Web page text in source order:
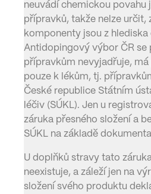
neuvádí chemickou povahu
přípravků, takže nelze určit,
komponenty jsou z hlediska
Antidopingový výbor ČR se
přípravkům nevyjadřuje,
pouze k lékům, tj.
České republice Státním
léčiv (SÚKL). Jen u
záruka přesného složení a
SÚKL na základě
U doplňků stravy tato
neexistuje, a záleží jen na
složení svého produktu